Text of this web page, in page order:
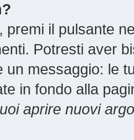
premi il pulsante
Potresti aver
un messaggio: le
in fondo alla
aprire nuovi